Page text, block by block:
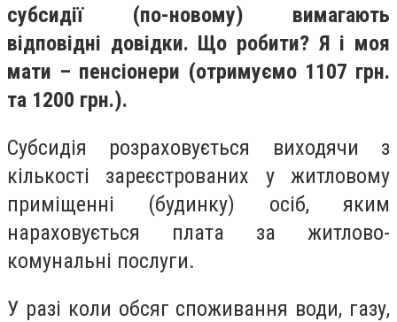
субсидії (по-новому) вимагають
відповідні довідки. Що робити? Я і моя
мати – пенсіонери (отримуємо 1107 грн.
та 1200 грн.).
Субсидія розраховується виходячи з
кількості зареєстрованих у житловому
приміщенні (будинку) осіб, яким
нараховується плата за житлово-
комунальні послуги.
У разі коли обсяг споживання води, газу,